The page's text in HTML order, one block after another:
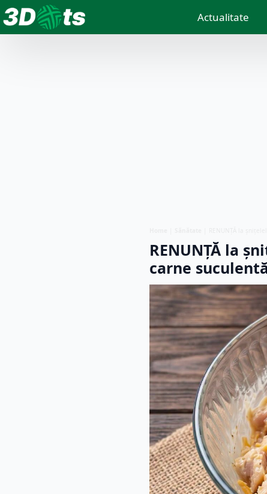
Actualitate
RENUNȚĂ la
carne